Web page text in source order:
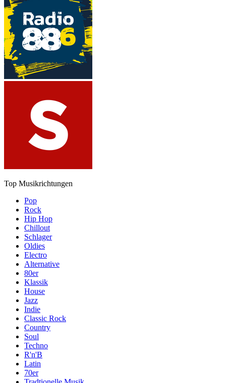
Top Musikrichtungen
Pop
Rock
Hip Hop
Chillout
Schlager
Oldies
Electro
Alternative
80er
Klassik
House
Jazz
Indie
Classic Rock
Country
Soul
Techno
R'n'B
Latin
70er